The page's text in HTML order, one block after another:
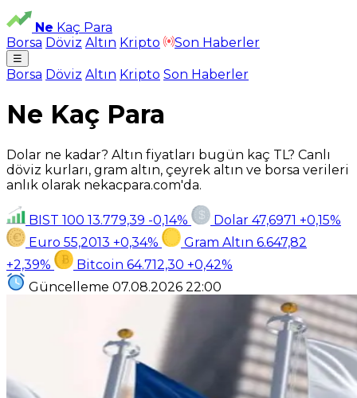
Ne Kaç Para
Borsa Döviz Altın Kripto Son Haberler
☰
Borsa Döviz Altın Kripto Son Haberler
Ne Kaç Para
Dolar ne kadar? Altın fiyatları bugün kaç TL? Canlı
döviz kurları, gram altın, çeyrek altın ve borsa verileri
anlık olarak nekacpara.com'da.
BIST 100 13.779,39 -0,14% Dolar 47,6971 +0,15%
Euro 55,2013 +0,34% Gram Altın 6.647,82
+2,39%
Bitcoin 64.712,30 +0,42%
Güncelleme 07.08.2026 22:00